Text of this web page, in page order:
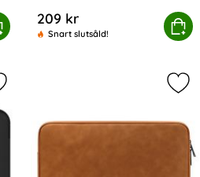
13.3" Ljus Rosa
209 kr
Snart slutsåld!
Köp
Tech-Protect Neopren
tech-Protect Neopren